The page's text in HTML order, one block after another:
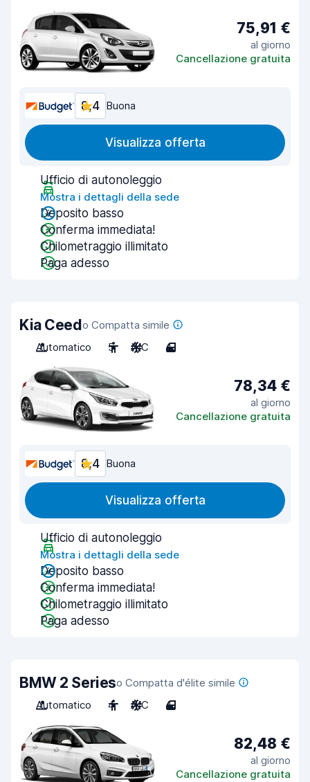
75,91 €
al giorno
Cancellazione gratuita
8,4 Buona
Visualizza offerta
Ufficio di autonoleggio
Mostra i dettagli della sede
Deposito basso
Conferma immediata!
Chilometraggio illimitato
Paga adesso
Kia Ceedo Compatta simile
Automatico
5 A/C 4
78,34 €
al giorno
Cancellazione gratuita
8,4 Buona
Visualizza offerta
Ufficio di autonoleggio
Mostra i dettagli della sede
Deposito basso
Conferma immediata!
Chilometraggio illimitato
Paga adesso
BMW 2 Serieso Compatta d'élite simile
Automatico
4 A/C 4
82,48 €
al giorno
Cancellazione gratuita